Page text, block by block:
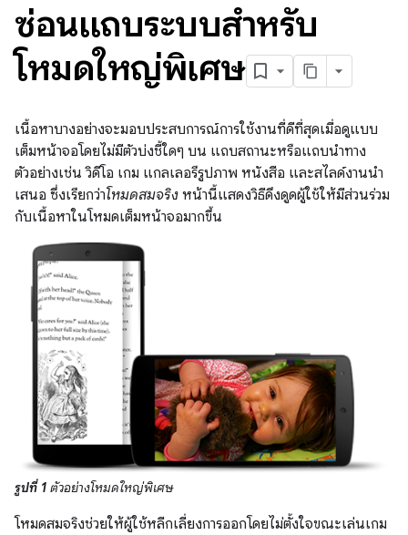
ซ่อนแถบระบบสําหรับ
โหมดใหญ่พิเศษ
เนื้อหาบางอย่างจะมอบประสบการณ์การใช้งานที่ดีที่สุดเมื่อดูแบบ
เต็มหน้าจอโดยไม่มีตัวบ่งชี้ใดๆ บน แถบสถานะหรือแถบนำทาง
ตัวอย่างเช่น วิดีโอ เกม แกลเลอรีรูปภาพ หนังสือ และสไลด์งานนำ
เสนอ ซึ่งเรียกว่าโหมดสมจริง หน้านี้แสดงวิธีดึงดูดผู้ใช้ให้มีส่วนร่วม
กับเนื้อหาในโหมดเต็มหน้าจอมากขึ้น
รูปที่ 1 ตัวอย่างโหมดใหญ่พิเศษ
โหมดสมจริงช่วยให้ผู้ใช้หลีกเลี่ยงการออกโดยไม่ตั้งใจขณะเล่นเกม